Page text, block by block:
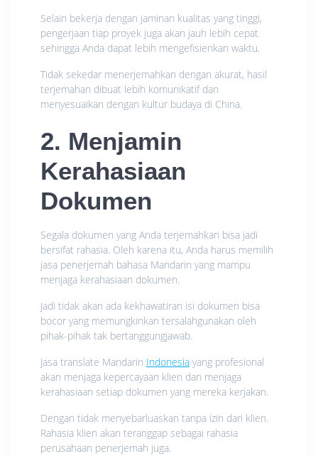
Selain bekerja dengan jaminan kualitas yang tinggi,
pengerjaan tiap proyek juga akan jauh lebih cepat
sehingga Anda dapat lebih mengefisienkan waktu.
Tidak sekedar menerjemahkan dengan akurat, hasil
terjemahan dibuat lebih komunikatif dan
menyesuaikan dengan kultur budaya di China.
2. Menjamin
Kerahasiaan
Dokumen
Segala dokumen yang Anda terjemahkan bisa jadi
bersifat rahasia. Oleh karena itu, Anda harus memilih
jasa penerjemah bahasa Mandarin yang mampu
menjaga kerahasiaan dokumen.
Jadi tidak akan ada kekhawatiran isi dokumen bisa
bocor yang memungkinkan tersalahgunakan oleh
pihak-pihak tak bertanggungjawab.
Jasa translate Mandarin Indonesia yang profesional
akan menjaga kepercayaan klien dan menjaga
kerahasiaan setiap dokumen yang mereka kerjakan.
Dengan tidak menyebarluaskan tanpa izin dari klien.
Rahasia klien akan teranggap sebagai rahasia
perusahaan penerjemah juga.